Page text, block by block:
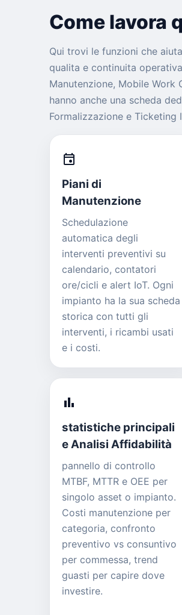
Come lavora
Qui trovi le funzioni che
qualita e continuita
Manutenzione, Mobile Work
hanno anche una scheda
Formalizzazione e Ticketing
event
Piani di
Manutenzione
Schedulazione
automatica degli
interventi preventivi su
calendario, contatori
ore/cicli e alert IoT. Ogni
impianto ha la sua scheda
storica con tutti gli
interventi, i ricambi usati
e i costi.
bar_chart
statistiche principali
e Analisi Affidabilità
pannello di controllo
MTBF, MTTR e OEE per
singolo asset o impianto.
Costi manutenzione per
categoria, confronto
preventivo vs consuntivo
per commessa, trend
guasti per capire dove
investire.